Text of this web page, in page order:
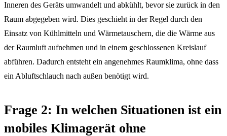
Inneren des Geräts umwandelt und abkühlt, bevor sie zurück in den
Raum abgegeben wird. Dies geschieht in der Regel durch den
Einsatz von Kühlmitteln und Wärmetauschern, die die Wärme aus
der Raumluft aufnehmen und in einem geschlossenen Kreislauf
abführen. Dadurch entsteht ein angenehmes Raumklima, ohne dass
ein Abluftschlauch nach außen benötigt wird.
Frage 2: In welchen Situationen ist ein
mobiles Klimagerät ohne